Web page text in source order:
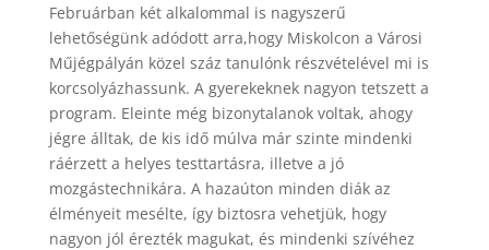
Februárban két alkalommal is nagyszerű
lehetőségünk adódott arra,hogy Miskolcon a Városi
Műjégpályán közel száz tanulónk részvételével mi is
korcsolyázhassunk. A gyerekeknek nagyon tetszett a
program. Eleinte még bizonytalanok voltak, ahogy
jégre álltak, de kis idő múlva már szinte mindenki
ráérzett a helyes testtartásra, illetve a jó
mozgástechnikára. A hazaúton minden diák az
élményeit mesélte, így biztosra vehetjük, hogy
nagyon jól érezték magukat, és mindenki szívéhez